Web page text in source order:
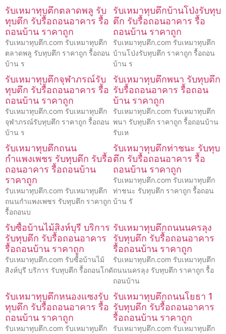
รับเหมาทุบตึกตลาดพลู รับ
ทุบตึก รับรื้อถอนอาคาร รื้อ
ถอนบ้าน ราคาถูก
รับเหมาทุบตึก.com รับเหมาทุบตึก
ตลาดพลู รับทุบตึก ราคาถูก รื้อถอน
บ้าน ร
รับเหมาทุบตึกบ้านโป่งรับทุบ
ตึก รับรื้อถอนอาคาร รื้อ
ถอนบ้าน ราคาถูก
รับเหมาทุบตึก.com รับเหมาทุบตึก
บ้านโป่งรับทุบตึก ราคาถูก รื้อถอน
บ้าน ร
รับเหมาทุบตึกจุฬาภรณ์รับ
ทุบตึก รับรื้อถอนอาคาร รื้อ
ถอนบ้าน ราคาถูก
รับเหมาทุบตึก.com รับเหมาทุบตึก
จุฬาภรณ์รับทุบตึก ราคาถูก รื้อถอน
บ้าน ร
รับเหมาทุบตึกพนา รับทุบตึก
รับรื้อถอนอาคาร รื้อถอน
บ้าน ราคาถูก
รับเหมาทุบตึก.com รับเหมาทุบตึก
พนา รับทุบตึก ราคาถูก รื้อถอนบ้าน
รับเห
รับเหมาทุบตึกถนน
กำแพงเพชร รับทุบตึก รับรื้อ
ถอนอาคาร รื้อถอนบ้าน
ราคาถูก
รับเหมาทุบตึก.com รับเหมาทุบตึก
ถนนกำแพงเพชร รับทุบตึก ราคาถูก
รื้อถอนบ
รับเหมาทุบตึกท่าชนะ รับทุบ
ตึก รับรื้อถอนอาคาร รื้อ
ถอนบ้าน ราคาถูก
รับเหมาทุบตึก.com รับเหมาทุบตึก
ท่าชนะ รับทุบตึก ราคาถูก รื้อถอน
บ้าน รั
รับซื้อบ้านไม้สิงห์บุรี บริการ
รับทุบตึก รับรื้อถอนอาคาร
รื้อถอนบ้าน ราคาถูก
รับเหมาทุบตึก.com รับซื้อบ้านไม้
สิงห์บุรี บริการ รับทุบตึก รื้อถอนโกดั
รับเหมาทุบตึกถนนนครลุง
รับทุบตึก รับรื้อถอนอาคาร
รื้อถอนบ้าน ราคาถูก
รับเหมาทุบตึก.com รับเหมาทุบตึก
ถนนนครลุง รับทุบตึก ราคาถูก รื้อ
ถอนบ้าน
รับเหมาทุบตึกหนองแซงรับ
ทุบตึก รับรื้อถอนอาคาร รื้อ
ถอนบ้าน ราคาถูก
รับเหมาทุบตึก.com รับเหมาทุบตึก
รับเหมาทุบตึกถนนโยธา 1
รับทุบตึก รับรื้อถอนอาคาร
รื้อถอนบ้าน ราคาถูก
รับเหมาทุบตึก.com รับเหมาทุบตึก